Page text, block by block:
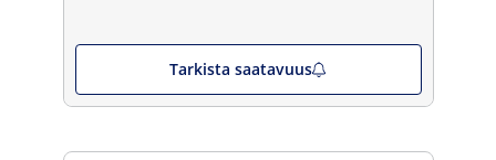
Tarkista saatavuus